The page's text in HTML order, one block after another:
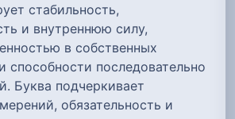
стабильность,
и внутреннюю силу,
в собственных
способности последовательно
Буква подчеркивает
обязательность и